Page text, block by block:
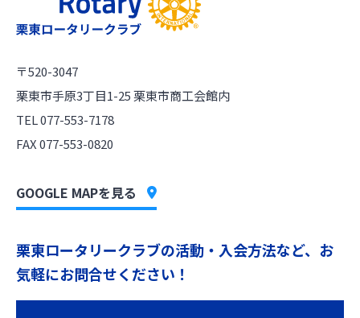
〒520-3047
栗東市手原3丁目1-25 栗東市商工会館内
TEL 077-553-7178
FAX 077-553-0820
GOOGLE MAPを見る
栗東ロータリークラブの活動・入会方法など、お
気軽にお問合せください！